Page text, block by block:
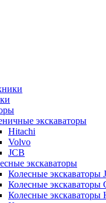
экскаваторы
Hitachi
Volvo
JCB
экскаваторы
Колесные экскаваторы
Колесные экскаваторы
Колесные экскаваторы